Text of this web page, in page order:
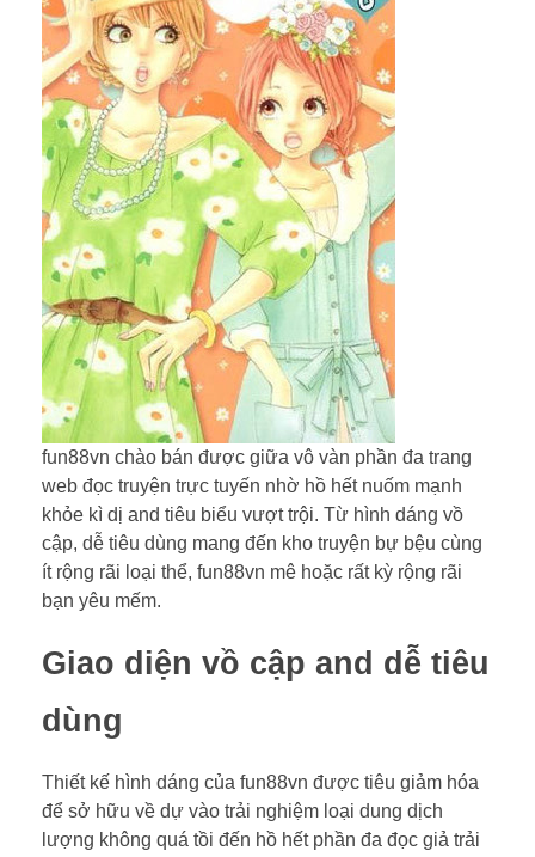
fun88vn chào bán được giữa vô vàn phần đa trang
web đọc truyện trực tuyến nhờ hồ hết nuốm mạnh
khỏe kì dị and tiêu biểu vượt trội. Từ hình dáng vồ
cập, dễ tiêu dùng mang đến kho truyện bự bệu cùng
ít rộng rãi loại thể, fun88vn mê hoặc rất kỳ rộng rãi
bạn yêu mếm.
Giao diện vồ cập and dễ tiêu
dùng
Thiết kế hình dáng của fun88vn được tiêu giảm hóa
để sở hữu về dự vào trải nghiệm loại dung dịch
lượng không quá tồi đến hồ hết phần đa đọc giả trải